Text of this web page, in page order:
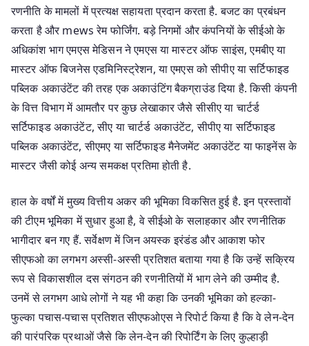
रणनीति के मामलों में प्रत्यक्ष सहायता प्रदान करता है. बजट का प्रबंधन
करता है और mews रेम फोर्जिंग. बड़े निगमों और कंपनियों के सीईओ के
अधिकांश भाग एमएस मेडिसन ने एमएस या मास्टर ऑफ साइंस, एमबीए या
मास्टर ऑफ बिजनेस एडमिनिस्ट्रेशन, या एमएस को सीपीए या सर्टिफाइड
पब्लिक अकाउंटेंट की तरह एक अकाउंटिंग बैकग्राउंड दिया है. किसी कंपनी
के वित्त विभाग में आमतौर पर कुछ लेखाकार जैसे सीसीए या चार्टर्ड
सर्टिफाइड अकाउंटेंट, सीए या चार्टर्ड अकाउंटेंट, सीपीए या सर्टिफाइड
पब्लिक अकाउंटेंट, सीएमए या सर्टिफाइड मैनेजमेंट अकाउंटेंट या फाइनेंस के
मास्टर जैसी कोई अन्य समकक्ष प्रतिमा होती है.
हाल के वर्षों में मुख्य वित्तीय अकर की भूमिका विकसित हुई है. इन प्रस्तावों
की टीएम भूमिका में सुधार हुआ है, वे सीईओ के सलाहकार और रणनीतिक
भागीदार बन गए हैं. सर्वेक्षण में जिन अयस्क इरंडंड और आकाश फोर
सीएफओ का लगभग अस्सी-अस्सी प्रतिशत बताया गया है कि उन्हें सक्रिय
रूप से विकासशील दस संगठन की रणनीतियों में भाग लेने की उम्मीद है.
उनमें से लगभग आधे लोगों ने यह भी कहा कि उनकी भूमिका को हल्का-
फुल्का पचास-पचास प्रतिशत सीएफओएस ने रिपोर्ट किया है कि वे लेन-देन
की पारंपरिक प्रथाओं जैसे कि लेन-देन की रिपोर्टिंग के लिए कुल्हाड़ी